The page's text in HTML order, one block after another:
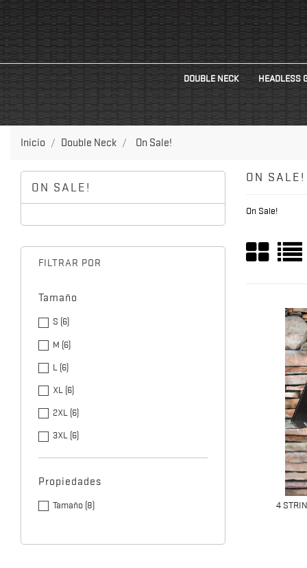
DOUBLE NECK HEADLESS
Inicio Double Neck On Sale!
ON SALE!
FILTRAR POR
Tamaño
S (6)
M (6)
L (6)
XL (6)
2XL (6)
3XL (6)
Propiedades
Tamaño (8)
ON SALE!
On Sale!
4